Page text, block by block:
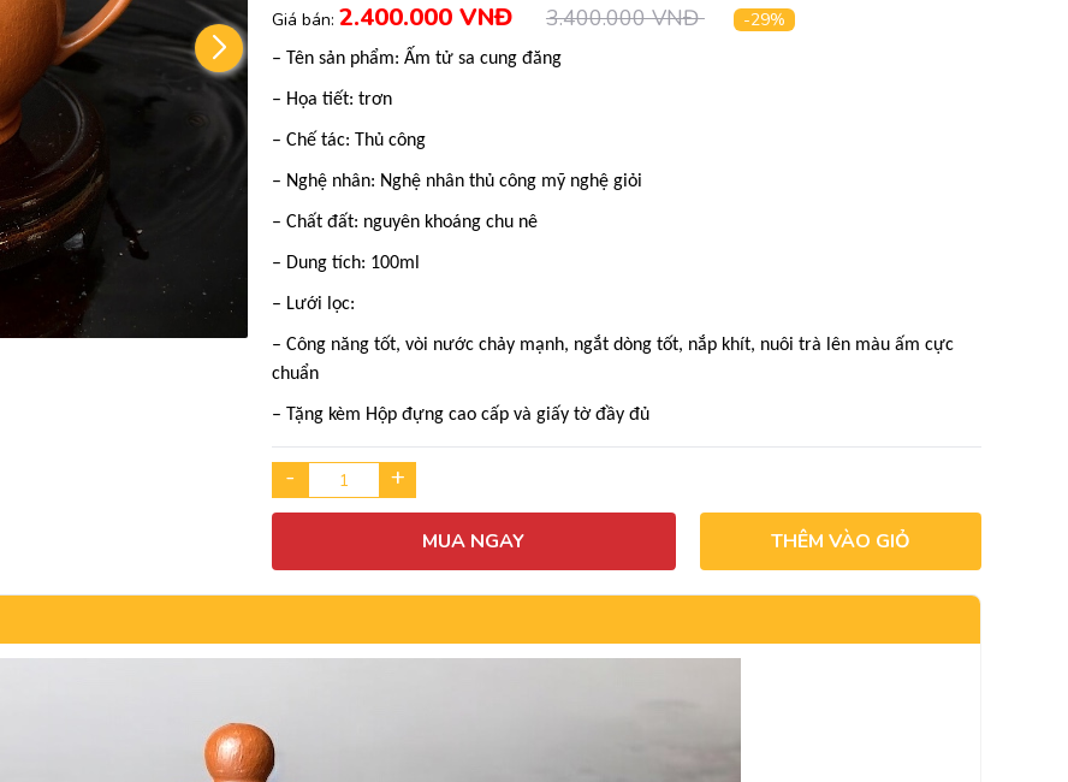
Giá bán: 2.400.000 VNĐ 3.400.000 VNĐ -29%
– Tên sản phẩm: Ấm tử sa cung đăng
– Họa tiết: trơn
– Chế tác: Thủ công
– Nghệ nhân: Nghệ nhân thủ công mỹ nghệ giỏi
– Chất đất: nguyên khoáng chu nê
– Dung tích: 100ml
– Lưới lọc:
– Công năng tốt, vòi nước chảy mạnh, ngắt dòng tốt, nắp khít, nuôi trà lên màu ấm cực
chuẩn
– Tặng kèm Hộp đựng cao cấp và giấy tờ đầy đủ
- +
MUA NGAY THÊM VÀO GIỎ